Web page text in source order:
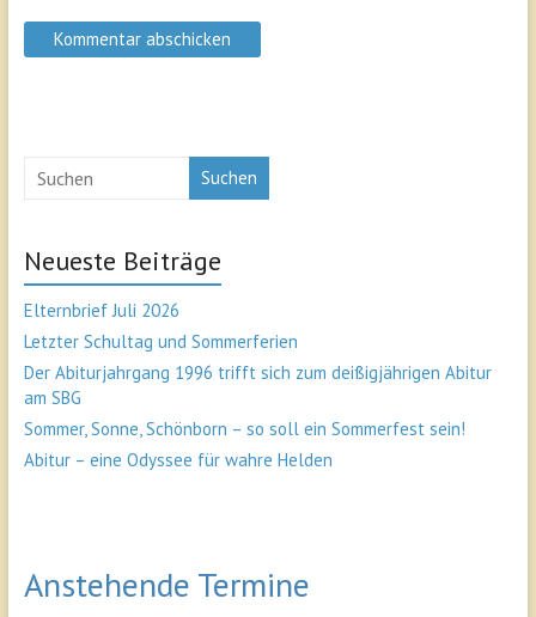
Suchen
Neueste Beiträge
Elternbrief Juli 2026
Letzter Schultag und Sommerferien
Der Abiturjahrgang 1996 trifft sich zum deißigjährigen Abitur
am SBG
Sommer, Sonne, Schönborn – so soll ein Sommerfest sein!
Abitur – eine Odyssee für wahre Helden
Anstehende Termine